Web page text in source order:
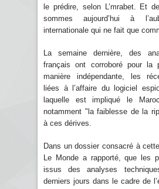
le prédire, selon L’mrabet. Et
sommes aujourd’hui à
internationale qui ne fait que
La semaine dernière, des
français ont corroboré pour la
manière indépendante, les
liées à l’affaire du logiciel
laquelle est impliqué le
notamment "la faiblesse de la
à ces dérives.
Dans un dossier consacré à
Le Monde a rapporté, que les
issus des analyses
derniers jours dans le cadre de